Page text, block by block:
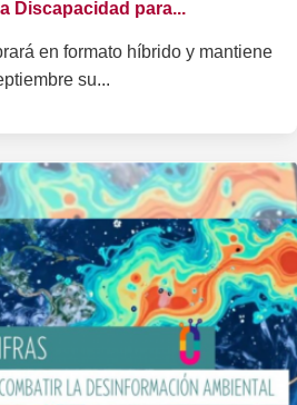
Discapacidad para...
en formato híbrido y mantiene
su...